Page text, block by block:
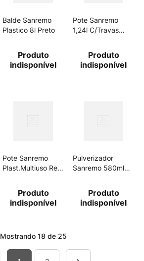
Balde Sanremo
Plastico 8l Preto
Produto
indisponível
Pote Sanremo
1,24l C/Travas
Produto
indisponível
Pote Sanremo
Plast.Multiuso Red
Produto
indisponível
Pulverizador
Sanremo 580ml
Produto
indisponível
Mostrando 18 de 25